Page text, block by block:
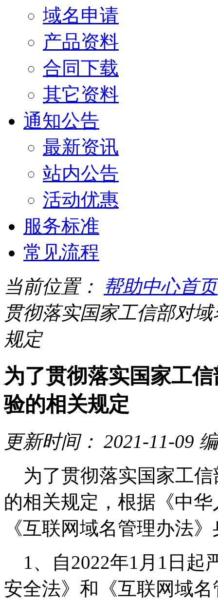
域名申请
产品资料
合同下载
其它资料
通知公告
最新资讯
站内公告
活动优惠
服务标准
常见流程
当前位置：
帮助中心首页
贯彻落实国家工信部对
规定
为了贯彻落实国家工
验的相关规定
更新时间： 2021-11-09
为了贯彻落实国家工信
的相关规定，根据《中
《互联网域名管理办法
1、自2022年1月1日起
安全法》和《互联网域